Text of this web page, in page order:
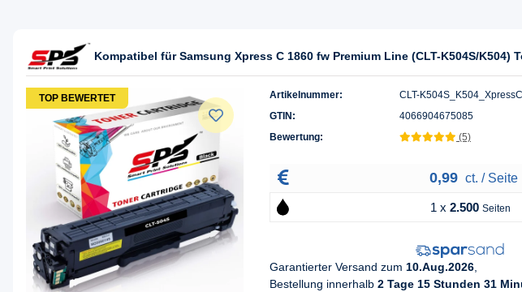
Kompatibel für Samsung Xpress C 1860 fw Premium Line (CLT-K504S/K504)
TOP BEWERTET Artikelnummer:
CLT-
GTIN:
4066904675085
Bewertung:
(5)
0,99 ct. / Seite
1 x 2.500 Seiten
Garantierter Versand zum 10.Aug.2026
Bestellung innerhalb 2 Tage 15 Stunden 31